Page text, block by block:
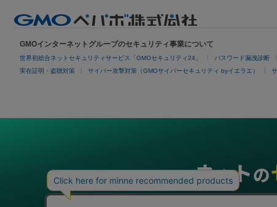
GMOインターネットグループのセキュリティ事業について
世界初総合ネットセキュリティサービス「GMOセキュリティ24」 パスワード漏洩診断
実在証明・盗聴対策 サイバー攻撃対策（GMOサイバーセキュリティ byイエラエ）